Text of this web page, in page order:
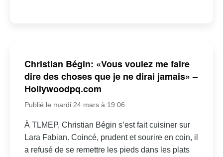
Christian Bégin: «Vous voulez me faire
dire des choses que je ne dirai jamais» –
Hollywoodpq.com
Publié le mardi 24 mars à 19:06
À TLMEP, Christian Bégin s’est fait cuisiner sur
Lara Fabian. Coincé, prudent et sourire en coin, il
a refusé de se remettre les pieds dans les plats